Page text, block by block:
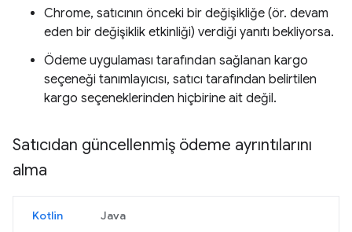
Chrome, satıcının önceki bir değişikliğe (ör. devam
eden bir değişiklik etkinliği) verdiği yanıtı bekliyorsa.
Ödeme uygulaması tarafından sağlanan kargo
seçeneği tanımlayıcısı, satıcı tarafından belirtilen
kargo seçeneklerinden hiçbirine ait değil.
Satıcıdan güncellenmiş ödeme ayrıntılarını
alma
Kotlin Java